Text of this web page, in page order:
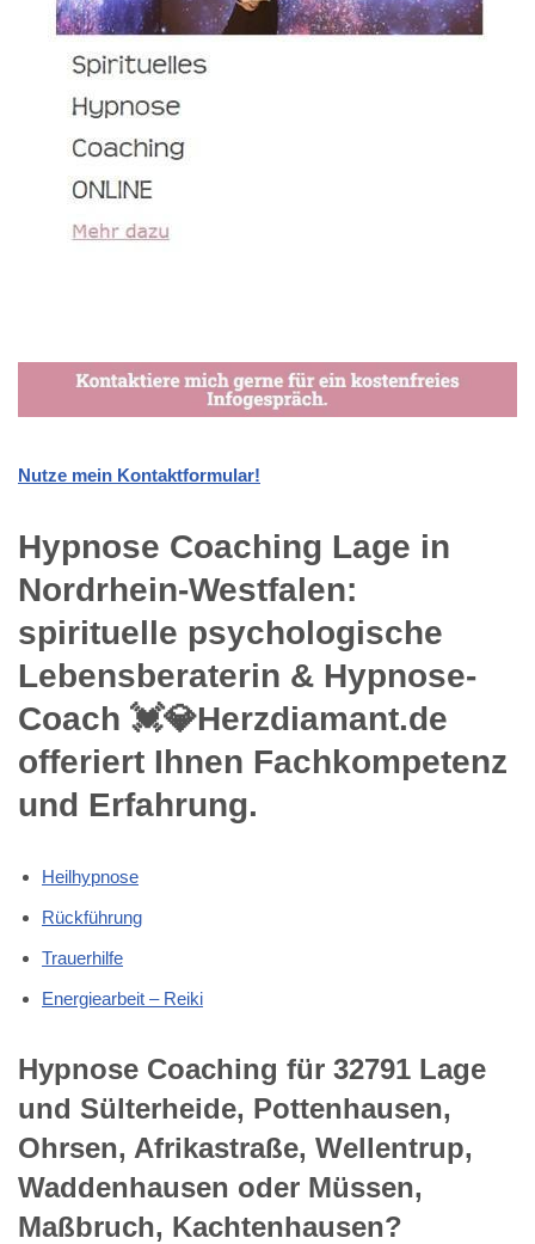
Nutze mein Kontaktformular!
Hypnose Coaching Lage in
Nordrhein-Westfalen:
spirituelle psychologische
Lebensberaterin & Hypnose-
Coach 💓️💎Herzdiamant.de
offeriert Ihnen Fachkompetenz
und Erfahrung.
Heilhypnose
Rückführung
Trauerhilfe
Energiearbeit – Reiki
Hypnose Coaching für 32791 Lage
und Sülterheide, Pottenhausen,
Ohrsen, Afrikastraße, Wellentrup,
Waddenhausen oder Müssen,
Maßbruch, Kachtenhausen?